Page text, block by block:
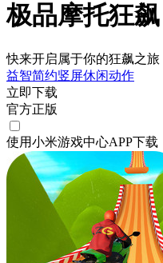
极品摩托狂飙
快来开启属于你的狂飙之旅
益智简约竖屏休闲动作
立即下载
官方正版
使用小米游戏中心APP下载